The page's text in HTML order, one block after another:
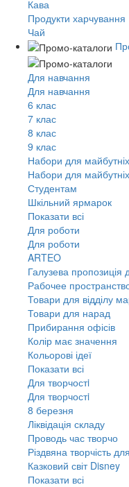
Кава
Продукти харчування
Чай
Для навчання
Для навчання
6 клас
7 клас
8 клас
9 клас
Набори для
Набори для
Студентам
Шкільний ярмарок
Показати всі
Для роботи
Для роботи
ARTEO
Галузева пропозиція
Рабочее
Товари для відділу
Товари для нарад
Прибирання офісів
Колір має значення
Кольорові ідеї
Показати всі
Для творчостi
Для творчостi
8 березня
Ліквідація складу
Проводь час творчо
Різдвяна творчість
Казковий світ Disney
Показати всі